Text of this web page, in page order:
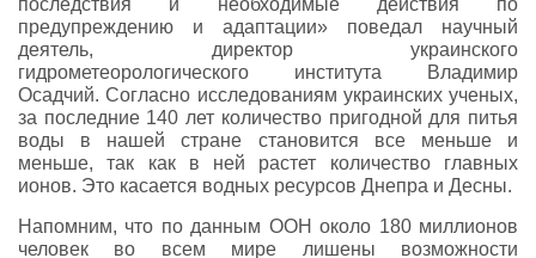
последствия и необходимые действия по
предупреждению и адаптации» поведал научный
деятель, директор украинского
гидрометеорологического института Владимир
Осадчий. Согласно исследованиям украинских ученых,
за последние 140 лет количество пригодной для питья
воды в нашей стране становится все меньше и
меньше, так как в ней растет количество главных
ионов. Это касается водных ресурсов Днепра и Десны.
Напомним, что по данным ООН около 180 миллионов
человек во всем мире лишены возможности